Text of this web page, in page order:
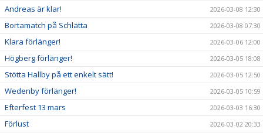
Andreas är klar! 2026-03-08 12:30
Bortamatch på Schlätta 2026-03-08 07:30
Klara förlänger! 2026-03-06 12:00
Högberg förlänger! 2026-03-05 18:08
Stötta Hallby på ett enkelt sätt! 2026-03-05 12:50
Wedenby förlänger! 2026-03-05 10:59
Efterfest 13 mars 2026-03-03 16:30
Förlust 2026-03-02 20:33